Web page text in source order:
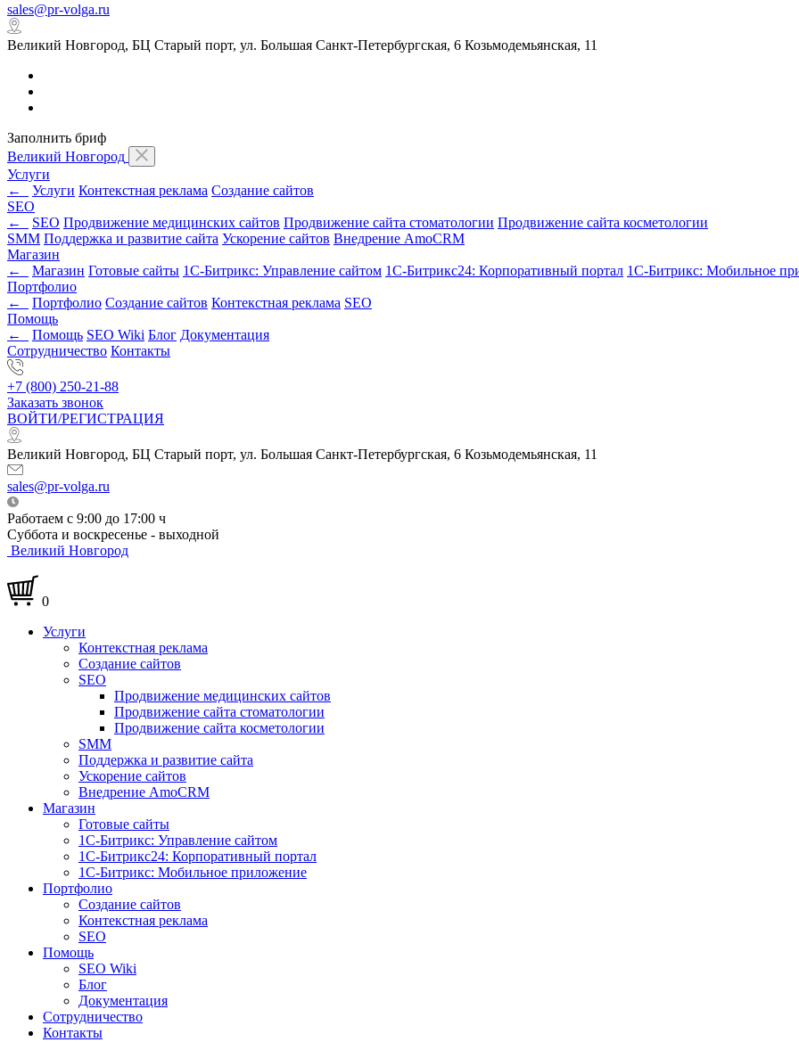
sales@pr-volga.ru
Великий Новгород, БЦ Старый порт, ул. Большая Санкт-Петербургская, 6 Козьмодемьянская, 11
Заполнить бриф
Великий Новгород
Услуги
←
Услуги Контекстная реклама Создание сайтов
SEO
←
SEO Продвижение медицинских сайтов Продвижение сайта стоматологии Продвижение сайта косметологии
SMM Поддержка и развитие сайта Ускорение сайтов Внедрение AmoCRM
Магазин
←
Магазин Готовые сайты 1С-Битрикс: Управление сайтом 1С-Битрикс24: Корпоративный портал 1С-Битрикс: Мобильное
Портфолио
←
Портфолио Создание сайтов Контекстная реклама SEO
Помощь
←
Помощь SEO Wiki Блог Документация
Сотрудничество Контакты
+7 (800) 250-21-88
Заказать звонок
ВОЙТИ/РЕГИСТРАЦИЯ
Великий Новгород, БЦ Старый порт, ул. Большая Санкт-Петербургская, 6 Козьмодемьянская, 11
sales@pr-volga.ru
Работаем с 9:00 до 17:00 ч
Суббота и воскресенье - выходной
Великий Новгород
0
Услуги
Контекстная реклама
Создание сайтов
SEO
Продвижение медицинских сайтов
Продвижение сайта стоматологии
Продвижение сайта косметологии
SMM
Поддержка и развитие сайта
Ускорение сайтов
Внедрение AmoCRM
Магазин
Готовые сайты
1С-Битрикс: Управление сайтом
1С-Битрикс24: Корпоративный портал
1С-Битрикс: Мобильное приложение
Портфолио
Создание сайтов
Контекстная реклама
SEO
Помощь
SEO Wiki
Блог
Документация
Сотрудничество
Контакты